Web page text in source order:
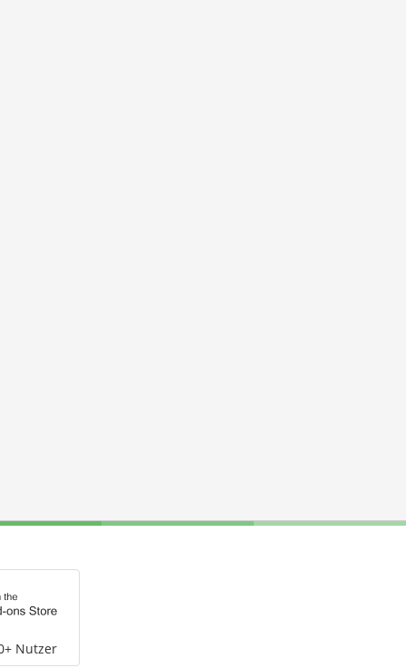
Nutzer